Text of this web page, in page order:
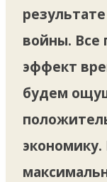
войны. Все
эффект
будем